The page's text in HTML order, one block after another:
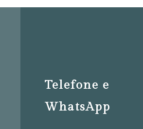
Telefone e
WhatsApp